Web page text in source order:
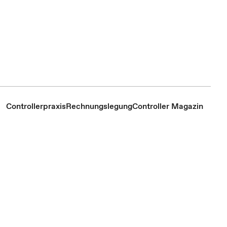
ControllerpraxisRechnungslegungController Magazin